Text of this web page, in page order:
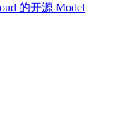
的开源 Model